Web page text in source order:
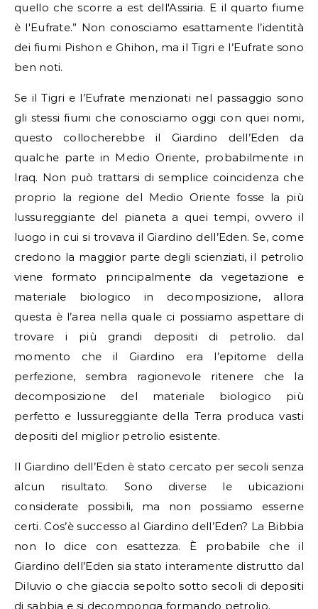
quello che scorre a est dell'Assiria. E il quarto fiume
è l'Eufrate.” Non conosciamo esattamente l’identità
dei fiumi Pishon e Ghihon, ma il Tigri e l’Eufrate sono
ben noti.
Se il Tigri e l’Eufrate menzionati nel passaggio sono
gli stessi fiumi che conosciamo oggi con quei nomi,
questo collocherebbe il Giardino dell’Eden da
qualche parte in Medio Oriente, probabilmente in
Iraq. Non può trattarsi di semplice coincidenza che
proprio la regione del Medio Oriente fosse la più
lussureggiante del pianeta a quei tempi, ovvero il
luogo in cui si trovava il Giardino dell’Eden. Se, come
credono la maggior parte degli scienziati, il petrolio
viene formato principalmente da vegetazione e
materiale biologico in decomposizione, allora
questa è l’area nella quale ci possiamo aspettare di
trovare i più grandi depositi di petrolio. dal
momento che il Giardino era l’epitome della
perfezione, sembra ragionevole ritenere che la
decomposizione del materiale biologico più
perfetto e lussureggiante della Terra produca vasti
depositi del miglior petrolio esistente.
Il Giardino dell’Eden è stato cercato per secoli senza
alcun risultato. Sono diverse le ubicazioni
considerate possibili, ma non possiamo esserne
certi. Cos’è successo al Giardino dell’Eden? La Bibbia
non lo dice con esattezza. È probabile che il
Giardino dell’Eden sia stato interamente distrutto dal
Diluvio o che giaccia sepolto sotto secoli di depositi
di sabbia e si decomponga formando petrolio.